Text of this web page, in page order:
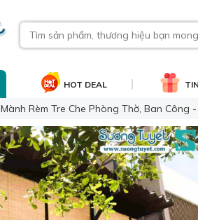
HOT DEAL
Mành Rèm Tre Che Phòng Thờ, Ban Công